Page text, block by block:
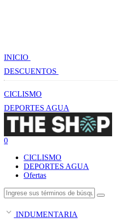
INICIO
DESCUENTOS
CICLISMO
DEPORTES AGUA
0
CICLISMO
DEPORTES AGUA
Ofertas
INDUMENTARIA